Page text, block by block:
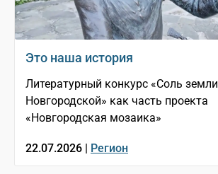
Это наша история
Литературный конкурс «Соль земли
Новгородской» как часть проекта
«Новгородская мозаика»
22.07.2026 | Регион